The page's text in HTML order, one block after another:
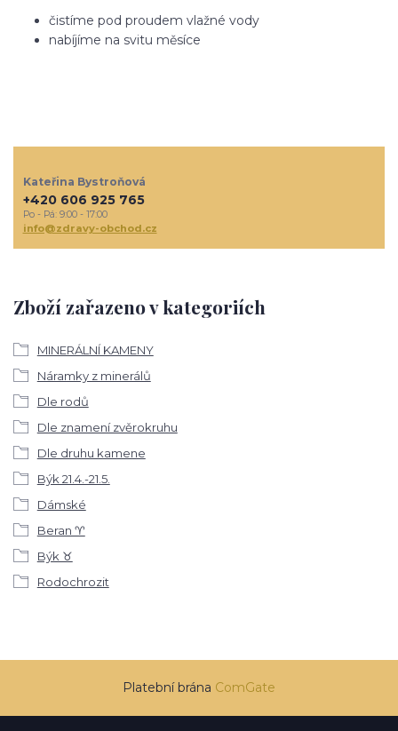
čistíme pod proudem vlažné vody
nabíjíme na svitu měsíce
Zboží zařazeno v kategoriích
MINERÁLNÍ KAMENY
Náramky z minerálů
Dle rodů
Dle znamení zvěrokruhu
Dle druhu kamene
Býk 21.4.-21.5.
Dámské
Beran ♈
Býk ♉
Rodochrozit
Kateřina Bystroňová
+420 606 925 765
Po - Pá: 9:00 - 17:00
info@zdravy-obchod.cz
Platební brána ComGate